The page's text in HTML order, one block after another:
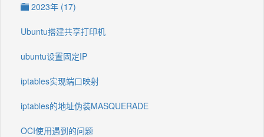
2023年 (17)
Ubuntu搭建共享打印机
ubuntu设置固定IP
iptables实现端口映射
iptables的地址伪装MASQUERADE
OCI使用遇到的问题